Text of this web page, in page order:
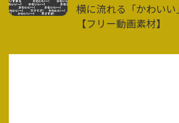
横に流れる「かわい
【フリー動画素材】